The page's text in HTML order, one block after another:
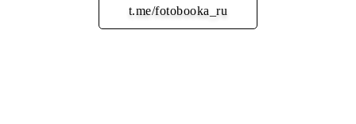
t.me/fotobooka_ru
Подписаться